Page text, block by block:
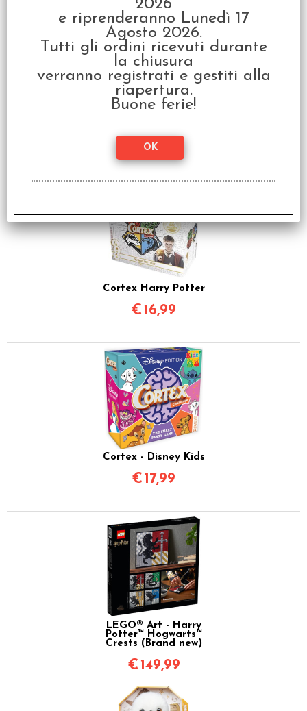
59,99
Cortex Harry Potter
€ 16,99
Cortex - Disney Kids
€ 17,99
LEGO® Art - Harry
Potter™ Hogwarts™
Crests (Brand new)
€ 149,99
2026
e riprenderanno Lunedì 17
Agosto 2026.
Tutti gli ordini ricevuti durante
la chiusura
verranno registrati e gestiti alla
riapertura.
Buone ferie!